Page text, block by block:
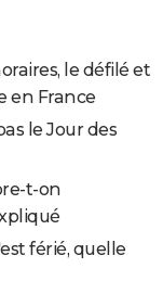
le défilé et
en France
le Jour des
t-on
férié, quelle